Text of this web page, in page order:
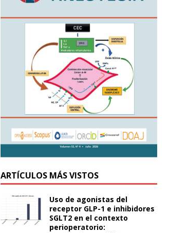
ARTÍCULOS MÁS VISTOS
Uso de agonistas del
receptor GLP-1 e inhibidores
SGLT2 en el contexto
perioperatorio: